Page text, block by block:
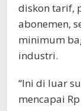
diskon tarif,
abonemen,
minimum
industri.
“Ini di luar
mencapai